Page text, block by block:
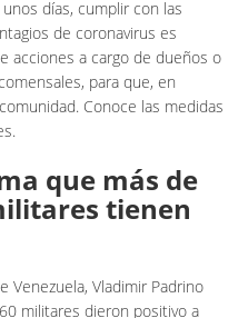
días, cumplir con las
de coronavirus es
acciones a cargo de dueños o
para que, en
Conoce las medidas
que más de
tienen
Vladimir Padrino
militares dieron positivo a